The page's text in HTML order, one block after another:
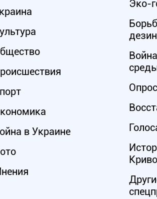
в Украине
Эко-